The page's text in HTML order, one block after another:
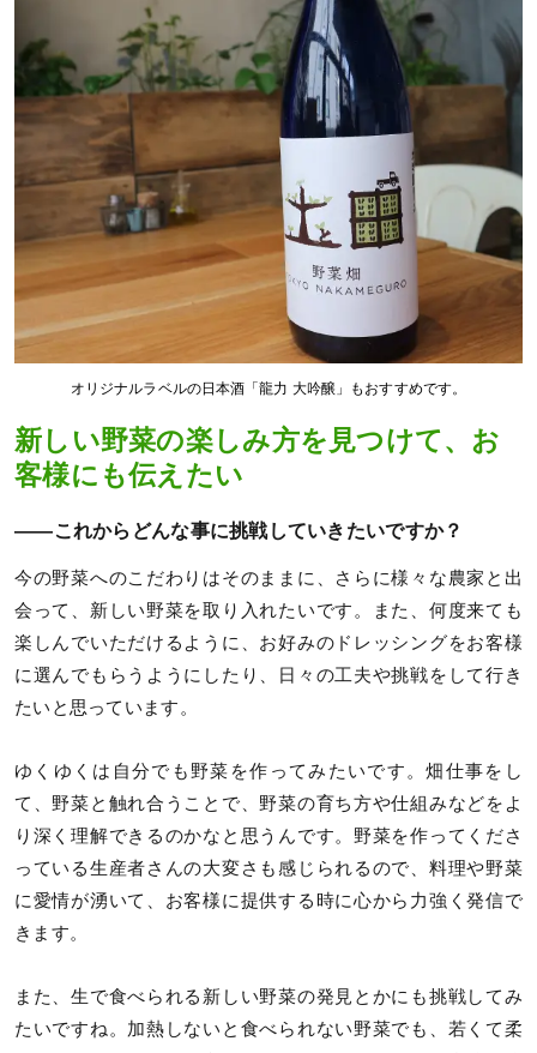
オリジナルラベルの日本酒「龍力 大吟醸」もおすすめです。
新しい野菜の楽しみ方を見つけて、お
客様にも伝えたい
——これからどんな事に挑戦していきたいですか？
今の野菜へのこだわりはそのままに、さらに様々な農家と出
会って、新しい野菜を取り入れたいです。また、何度来ても
楽しんでいただけるように、お好みのドレッシングをお客様
に選んでもらうようにしたり、日々の工夫や挑戦をして行き
たいと思っています。
ゆくゆくは自分でも野菜を作ってみたいです。畑仕事をし
て、野菜と触れ合うことで、野菜の育ち方や仕組みなどをよ
り深く理解できるのかなと思うんです。野菜を作ってくださ
っている生産者さんの大変さも感じられるので、料理や野菜
に愛情が湧いて、お客様に提供する時に心から力強く発信で
きます。
また、生で食べられる新しい野菜の発見とかにも挑戦してみ
たいですね。加熱しないと食べられない野菜でも、若くて柔